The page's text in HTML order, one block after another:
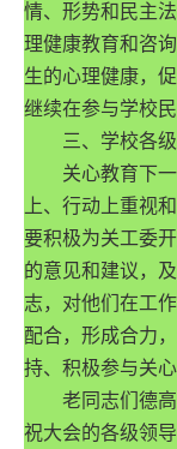
情、形势和民主
理健康教育和咨
生的心理健康，
继续在参与学校
三、学校各级
关心教育下一
上、行动上重视
要积极为关工委
的意见和建议，
志，对他们在工
配合，形成合力
持、积极参与关
老同志们德高
祝大会的各级领